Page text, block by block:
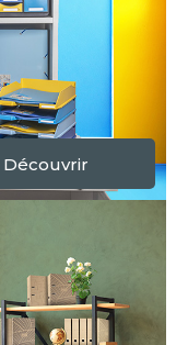
Découvrir